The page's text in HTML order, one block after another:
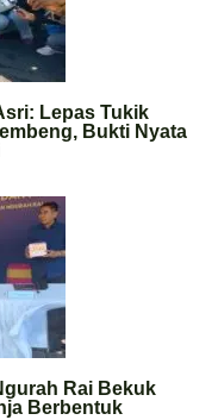
Lepas Tukik
Bukti Nyata
Rai Bekuk
Berbentuk